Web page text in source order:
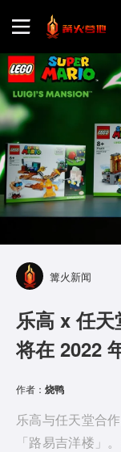
首页
游戏评测
地图攻略
篝火新闻
乐高 x 任天
将在 2022
作者： 烧鸭
乐高与任天堂合
「路易吉洋楼」